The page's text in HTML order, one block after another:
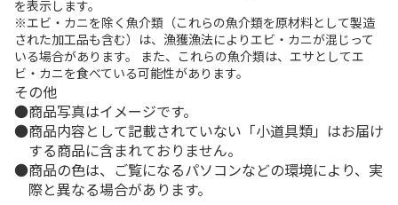
を表示します。
※エビ・カニを除く魚介類（これらの魚介類を原材料として製造
された加工品も含む）は、漁獲漁法によりエビ・カニが混じって
いる場合があります。 また、これらの魚介類は、エサとしてエ
ビ・カニを食べている可能性があります。
その他
商品写真はイメージです。
商品内容として記載されていない「小道具類」はお届け
する商品に含まれておりません。
商品の色は、ご覧になるパソコンなどの環境により、実
際と異なる場合があります。